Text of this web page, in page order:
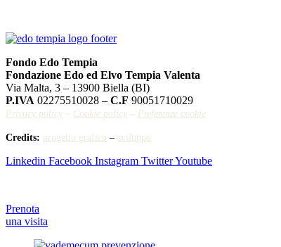
Fondo Edo Tempia
Fondazione Edo ed Elvo Tempia Valenta
Via Malta, 3 – 13900 Biella (BI)
P.IVA 02275510028 – C.F 90051710029
Privacy policy – Cookie policy – Preferenze cookie
Credits: progetto grafico – sviluppo
Linkedin Facebook Instagram TwitterYoutube
Prenota
una visita